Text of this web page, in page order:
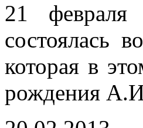
21 февраля
состоялась
которая в
рождения